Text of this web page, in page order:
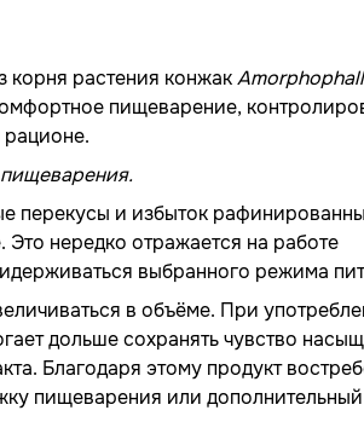
корня растения конжак
пищеварение,
перекусы и избыток
нередко отражается на работе
выбранного режима
в объёме. При
дольше сохранять чувство
Благодаря этому продукт
пищеварения или дополнительный